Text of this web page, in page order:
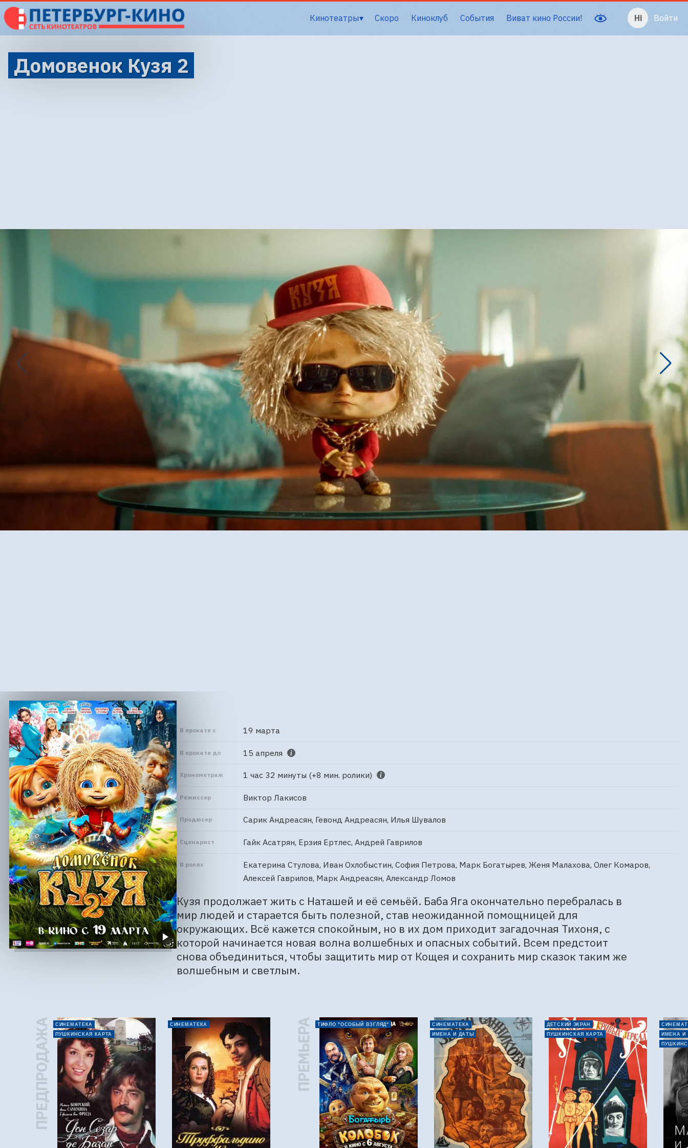
Кинотеатры Скоро Киноклуб События Виват кино России! Войти
Домовенок Кузя 2
В прокате с 19 марта
В прокате до 15 апреля
Хронометраж 1 час 32 минуты (+8 мин. ролики)
Режиссер Виктор Лакисов
Продюсер Сарик Андреасян, Гевонд Андреасян, Илья Шувалов
Сценарист Гайк Асатрян, Ерзия Ертлес, Андрей Гаврилов
В ролях
Екатерина Стулова, Иван Охлобыстин, София Петрова, Марк Богатырев, Женя Малахова, Олег Комаров,
Алексей Гаврилов, Марк Андреасян, Александр Ломов
Кузя продолжает жить с Наташей и её семьёй. Баба Яга окончательно перебралась в
мир людей и старается быть полезной, став неожиданной помощницей для
окружающих. Всё кажется спокойным, но в их дом приходит загадочная Тихоня, с
которой начинается новая волна волшебных и опасных событий. Всем предстоит
снова объединиться, чтобы защитить мир от Кощея и сохранить мир сказок таким же
волшебным и светлым.
ПРЕДПРОДАЖА
СИНЕМАТЕКА
ПУШКИНСКАЯ КАРТА
СИНЕМАТЕКА ПРЕМЬЕРА ТИФЛО "ОСОБЫЙ ВЗГЛЯД"
СИНЕМАТЕКА
ИМЕНА И ДАТЫ
ДЕТСКИЙ ЭКРАН
ПУШКИНСКАЯ КАРТА
ИМЕНА И